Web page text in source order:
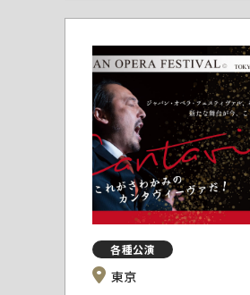
各種公演
東京